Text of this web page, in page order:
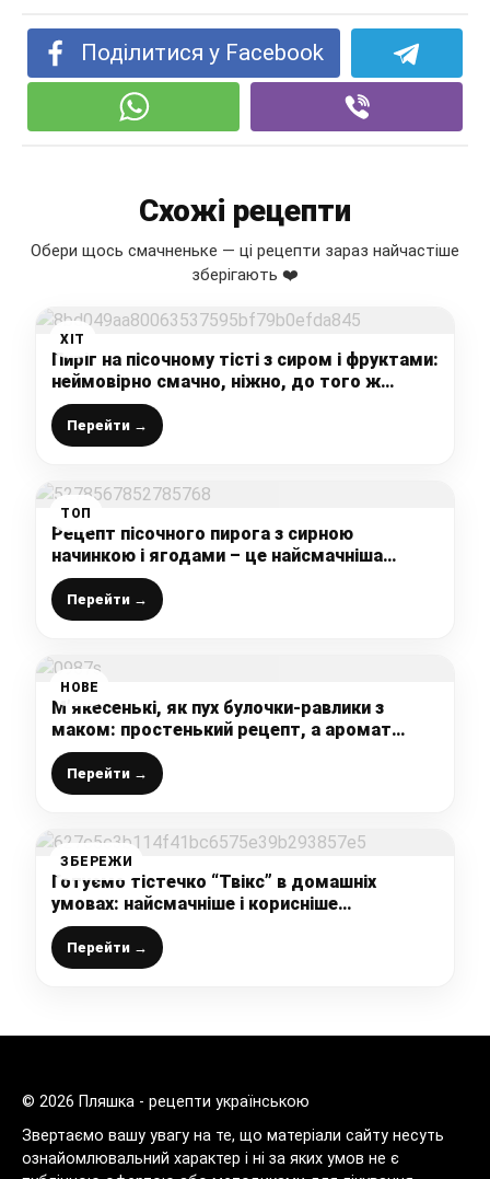
Поділитися у Facebook
Схожі рецепти
Обери щось смачненьке — ці рецепти зараз найчастіше
зберігають ❤️
ХІТ
Пиріг на пісочному тісті з сиром і фруктами:
неймовірно смачно, ніжно, до того ж
готується простіше-простого
Перейти →
ТОП
Рецепт пісочного пирога з сирною
начинкою і ягодами – це найсмачніша
випічка до чаю, а готується на раз-два!
Перейти →
НОВЕ
М’якесенькі, як пух булочки-равлики з
маком: простенький рецепт, а аромат
стоїть на весь будинок, коли вони печуться
Перейти →
ЗБЕРЕЖИ
Готуємо тістечко “Твікс” в домашніх
умовах: найсмачніше і корисніше
магазинної версії, а все дуже просто і легко
приготувати
Перейти →
© 2026 Пляшка - рецепти українською
Звертаємо вашу увагу на те, що матеріали сайту несуть
ознайомлювальний характер і ні за яких умов не є